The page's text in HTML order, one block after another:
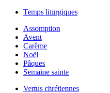
Temps liturgiques
Assomption
Avent
Carême
Noël
Pâques
Semaine sainte
Vertus chrétiennes